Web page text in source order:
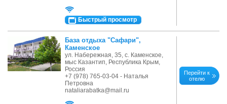
Быстрый просмотр
База отдыха "Сафари",
Каменское
ул. Набережная, 35, с. Каменское,
мыс Казантип, Республика Крым,
Россия
+7 (978) 765-03-04 - Наталья
Петровна
nataliarabatka@mail.ru
Перейти к
отелю